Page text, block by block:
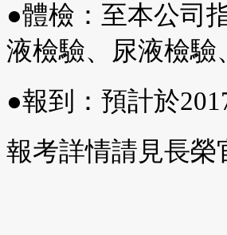
●體檢：至本公司
液檢驗、尿液檢驗
●報到：預計於
報考詳情請見長榮